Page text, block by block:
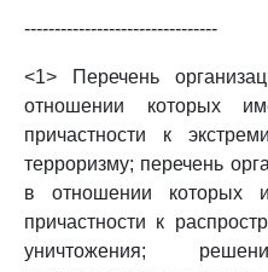
--------------------------------
<1> Перечень
отношении которых
причастности к
терроризму; перечень
в отношении которых
причастности к
уничтожения;